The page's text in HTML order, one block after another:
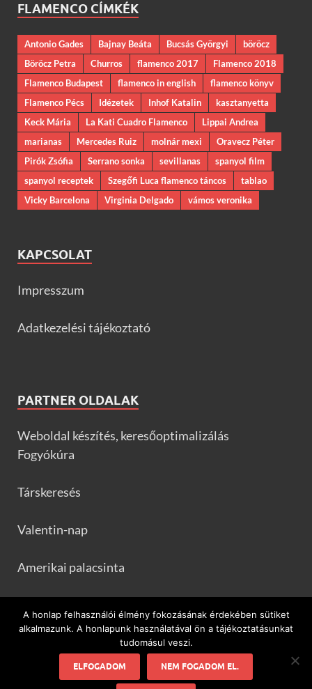
FLAMENCO CÍMKÉK
Antonio Gades Bajnay Beáta Bucsás Györgyi
böröcz
Böröcz Petra
Churros flamenco 2017
Flamenco 2018
Flamenco Budapest
flamenco in english
flamenco könyv
Flamenco Pécs
Idézetek Inhof Katalin
kasztanyetta
Keck Mária
La Kati Cuadro Flamenco
Lippai Andrea
marianas
Mercedes Ruiz molnár mexi
Oravecz Péter
Pirók Zsófia
Serrano sonka sevillanas
spanyol film
spanyol receptek
Szegőfi Luca flamenco táncos
tablao
Vicky Barcelona
Virginia Delgado vámos veronika
KAPCSOLAT
Impresszum
Adatkezelési tájékoztató
PARTNER OLDALAK
Weboldal készítés, keresőoptimalizálás
Fogyókúra
Társkeresés
Valentin-nap
Amerikai palacsinta
Minden ami flamenco és Spanyolország!
A honlap felhasználói élmény fokozásának érdekében sütiket
alkalmazunk. A honlapunk használatával ön a tájékoztatásunkat
tudomásul veszi.
ELFOGADOM NEM FOGADOM EL.